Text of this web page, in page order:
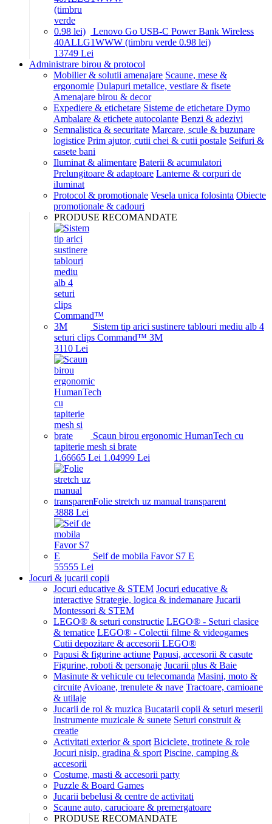
Lenovo Go USB-C Power Bank Wireless
40ALLG1WWW (timbru verde 0.98 lei)
13749 Lei
Administrare birou & protocol
Mobilier & solutii amenajare Scaune, mese &
ergonomie Dulapuri metalice, vestiare & fisete
Amenajare birou & decor
Expediere & etichetare Sisteme de etichetare Dymo
Ambalare & etichete autocolante Benzi & adezivi
Semnalistica & securitate Marcare, scule & buzunare
logistice Prim ajutor, cutii chei & cutii postale Seifuri &
casete bani
Iluminat & alimentare Baterii & acumulatori
Prelungitoare & adaptoare Lanterne & corpuri de
iluminat
Protocol & promotionale Vesela unica folosinta Obiecte
promotionale & cadouri
PRODUSE RECOMANDATE
Sistem tip arici sustinere tablouri mediu alb 4
seturi clips Command™ 3M
3110 Lei
Scaun birou ergonomic HumanTech cu
tapiterie mesh si brate
1.66665 Lei 1.04999 Lei
Folie stretch uz manual transparent
3888 Lei
Seif de mobila Favor S7 E
55555 Lei
Jocuri & jucarii copii
Jocuri educative & STEM Jocuri educative &
interactive Strategie, logica & indemanare Jucarii
Montessori & STEM
LEGO® & seturi constructie LEGO® - Seturi clasice
& tematice LEGO® - Colectii filme & videogames
Cutii depozitare & accesorii LEGO®
Papusi & figurine actiune Papusi, accesorii & casute
Figurine, roboti & personaje Jucarii plus & Baie
Masinute & vehicule cu telecomanda Masini, moto &
circuite Avioane, trenulete & nave Tractoare, camioane
& utilaje
Jucarii de rol & muzica Bucatarii copii & seturi meserii
Instrumente muzicale & sunete Seturi construit &
creatie
Activitati exterior & sport Biciclete, trotinete & role
Jocuri nisip, gradina & sport Piscine, camping &
accesorii
Costume, masti & accesorii party
Puzzle & Board Games
Jucarii bebelusi & centre de activitati
Scaune auto, carucioare & premergatoare
PRODUSE RECOMANDATE